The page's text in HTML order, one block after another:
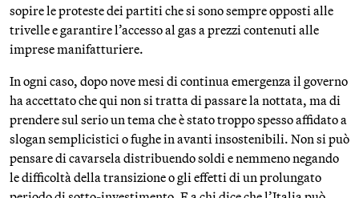
sopire le proteste dei partiti che si sono sempre opposti alle
trivelle e garantire l’accesso al gas a prezzi contenuti alle
imprese manifatturiere.
In ogni caso, dopo nove mesi di continua emergenza il governo
ha accettato che qui non si tratta di passare la nottata, ma di
prendere sul serio un tema che è stato troppo spesso affidato a
slogan semplicistici o fughe in avanti insostenibili. Non si può
pensare di cavarsela distribuendo soldi e nemmeno negando
le difficoltà della transizione o gli effetti di un prolungato